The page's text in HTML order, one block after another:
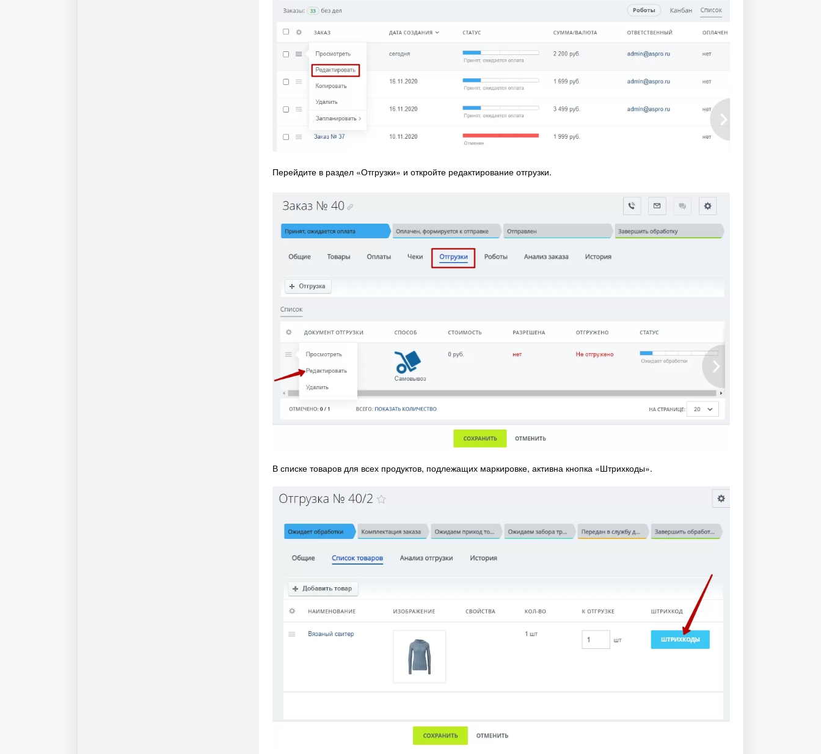
Перейдите в раздел «Отгрузки» и откройте редактирование отгрузки.
В списке товаров для всех продуктов, подлежащих маркировке, активна кнопка «Штрихкоды».